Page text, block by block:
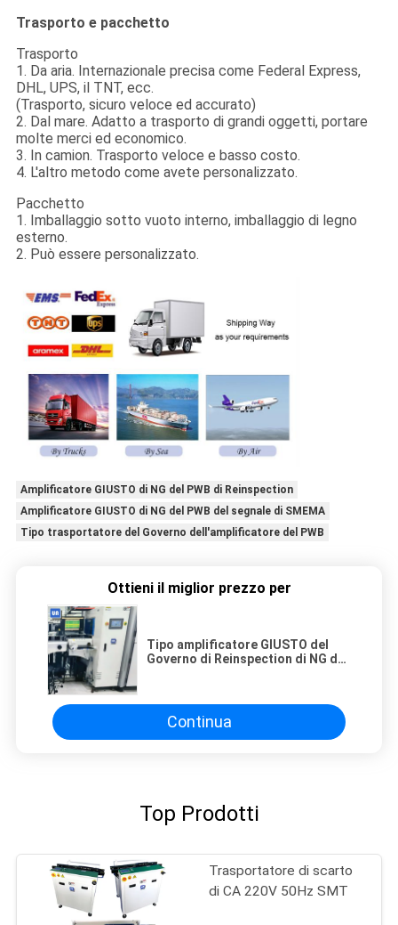
Trasporto e pacchetto
Trasporto
1. Da aria. Internazionale precisa come Federal Express,
DHL, UPS, il TNT, ecc.
(Trasporto, sicuro veloce ed accurato)
2. Dal mare. Adatto a trasporto di grandi oggetti, portare
molte merci ed economico.
3. In camion. Trasporto veloce e basso costo.
4. L'altro metodo come avete personalizzato.
Pacchetto
1. Imballaggio sotto vuoto interno, imballaggio di legno
esterno.
2. Può essere personalizzato.
Amplificatore GIUSTO di NG del PWB di Reinspection
Amplificatore GIUSTO di NG del PWB del segnale di SMEMA
Tipo trasportatore del Governo dell'amplificatore del PWB
Ottieni il miglior prezzo per
Tipo amplificatore GIUSTO del
Governo di Reinspection di NG del
Continua
Top Prodotti
Trasportatore di scarto
di CA 220V 50Hz SMT